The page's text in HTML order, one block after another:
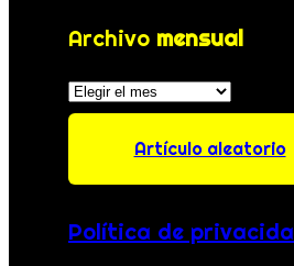
Archivo mensual
Archivos
Artículo aleatorio
Política de privacida